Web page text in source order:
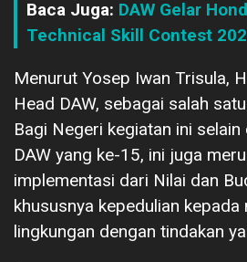
Baca Juga: DAW Gelar
Technical Skill Contest
Menurut Yosep Iwan Trisula,
Head DAW, sebagai salah
Bagi Negeri kegiatan ini
DAW yang ke-15, ini juga
implementasi dari Nilai dan
khususnya kepedulian kepada
lingkungan dengan tindakan